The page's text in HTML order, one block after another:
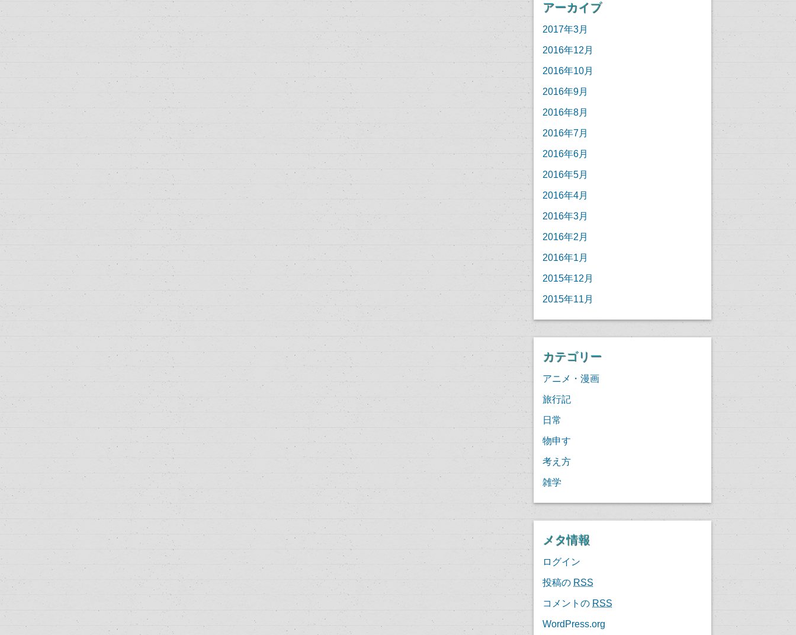
アーカイブ
2017年3月
2016年12月
2016年10月
2016年9月
2016年8月
2016年7月
2016年6月
2016年5月
2016年4月
2016年3月
2016年2月
2016年1月
2015年12月
2015年11月
カテゴリー
アニメ・漫画
旅行記
日常
物申す
考え方
雑学
メタ情報
ログイン
投稿の RSS
コメントの RSS
WordPress.org